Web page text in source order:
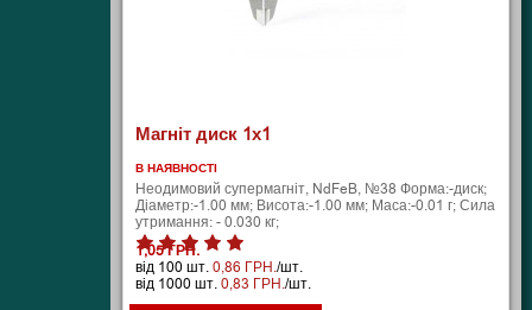
Магніт диск 1х1
В НАЯВНОСТІ
Неодимовий супермагніт, NdFeB, №38 Форма:-диск;
Діаметр:-1.00 мм; Висота:-1.00 мм; Маса:-0.01 г; Сила
утримання: - 0.030 кг;
1,05 ГРН.
від 100 шт.0,86 ГРН./шт.
від 1000 шт.0,83 ГРН./шт.